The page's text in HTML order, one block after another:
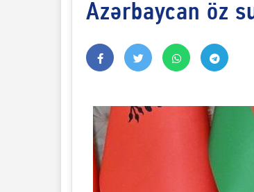
Yaxın Şərqdəki
müharibənin qısa Olduğu
Azərbaycan öz